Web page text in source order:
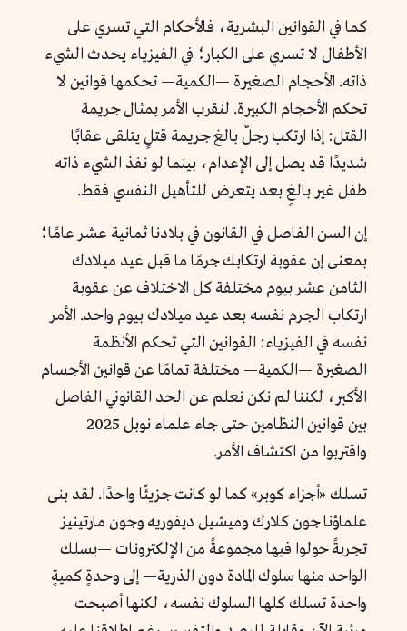
كما في القوانين البشرية، فالأحكام التي تسري على
الأطفال لا تسري على الكبار؛ في الفيزياء يحدث الشيء
ذاته. الأحجام الصغيرة —الكمية— تحكمها قوانين لا
تحكم الأحجام الكبيرة. لنقرب الأمر بمثال جريمة
القتل: إذا ارتكب رجلٌ بالغ جريمة قتلٍ يتلقى عقابًا
شديدًا قد يصل إلى الإعدام، بينما لو نفذ الشيء ذاته
طفل غير بالغٍ بعد يتعرض للتأهيل النفسي فقط.
إن السن الفاصل في القانون في بلادنا ثمانية عشر عامًا؛
بمعنى إن عقوبة ارتكابك جرمًا ما قبل عيد ميلادك
الثامن عشر بيوم مختلفة كل الاختلاف عن عقوبة
ارتكاب الجرم نفسه بعد عيد ميلادك بيوم واحد. الأمر
نفسه في الفيزياء: القوانين التي تحكم الأنظمة
الصغيرة —الكمية— مختلفة تمامًا عن قوانين الأجسام
الأكبر، لكننا لم نكن نعلم عن الحد القانوني الفاصل
بين قوانين النظامين حتى جاء علماء نوبل 2025
واقتربوا من اكتشاف الأمر.
تسلك «أجزاء كوبر» كما لو كانت جزيئًا واحدًا. لقد بنى
علماؤنا جون كلارك وميشيل ديفوريه وجون مارتينيز
تجربةً حولوا فيها مجموعةً من الإلكترونات —يسلك
الواحد منها سلوك المادة دون الذرية— إلى وحدةٍ كميةٍ
واحدة تسلك كلها السلوك نفسه، لكنها أصبحت